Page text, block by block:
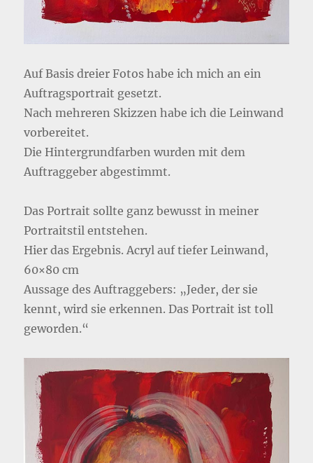
Auf Basis dreier Fotos habe ich mich an ein
Auftragsportrait gesetzt.
Nach mehreren Skizzen habe ich die Leinwand
vorbereitet.
Die Hintergrundfarben wurden mit dem
Auftraggeber abgestimmt.
Das Portrait sollte ganz bewusst in meiner
Portraitstil entstehen.
Hier das Ergebnis. Acryl auf tiefer Leinwand,
60×80 cm
Aussage des Auftraggebers: „Jeder, der sie
kennt, wird sie erkennen. Das Portrait ist toll
geworden.“